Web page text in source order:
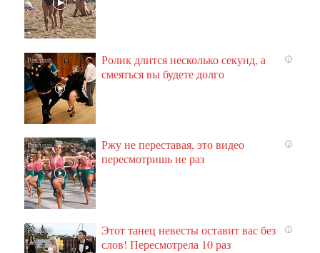
i
Ролик длится несколько секунд, а
смеяться вы будете долго
i
Ржу не переставая, это видео
пересмотришь не раз
i
Этот танец невесты оставит вас без
слов! Пересмотрела 10 раз